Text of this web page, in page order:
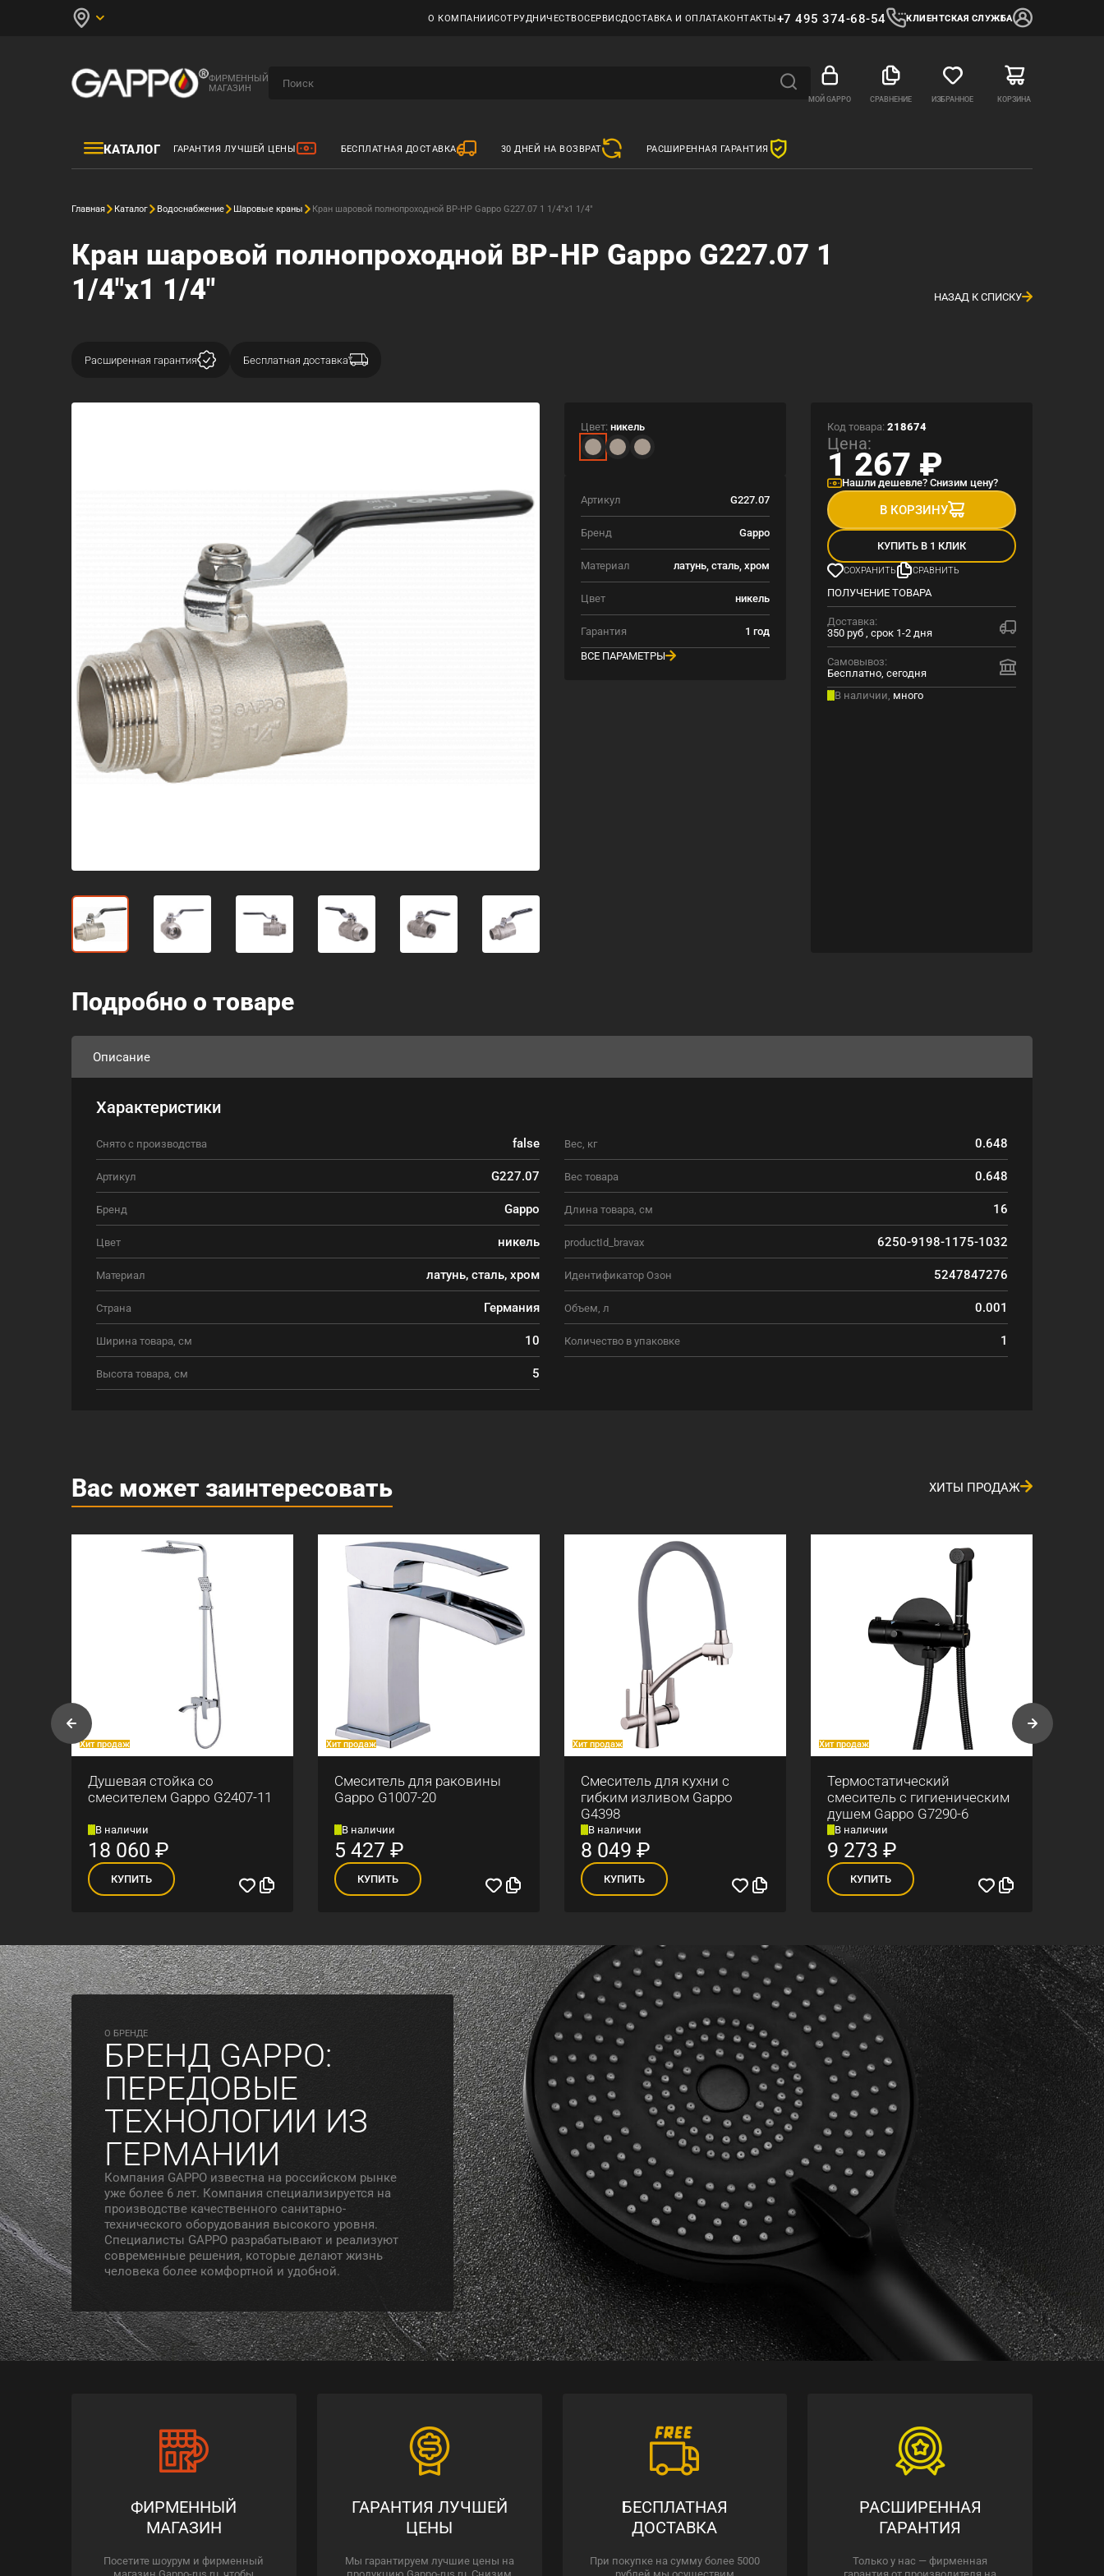
О КОМПАНИИСОТРУДНИЧЕСТВОСЕРВИСДОСТАВКА И ОПЛАТАКОНТАКТЫ+7 495 374-68-54 КЛИЕНТСКАЯ СЛУЖБА
ФИРМЕННЫЙ
МАГАЗИН
МОЙ GAPPO СРАВНЕНИЕ ИЗБРАННОЕ КОРЗИНА
КАТАЛОГ ГАРАНТИЯ ЛУЧШЕЙ ЦЕНЫ БЕСПЛАТНАЯ ДОСТАВКА 30 ДНЕЙ НА ВОЗВРАТ РАСШИРЕННАЯ ГАРАНТИЯ
Главная Каталог Водоснабжение Шаровые краны Кран шаровой полнопроходной ВР-НР Gappo G227.07 1 1/4"x1 1/4"
Кран шаровой полнопроходной ВР-НР Gappo G227.07 1
1/4"x1 1/4"
НАЗАД К СПИСКУ
Расширенная гарантия Бесплатная доставка
Цвет: никель
Артикул G227.07
Бренд Gappo
Материал латунь, сталь, хром
Цвет никель
Гарантия
1 год
ВСЕ ПАРАМЕТРЫ
Код товара: 218674
Цена:
1 267 ₽
Нашли дешевле? Снизим цену?
В КОРЗИНУ
КУПИТЬ В 1 КЛИК
СОХРАНИТЬ СРАВНИТЬ
ПОЛУЧЕНИЕ ТОВАРА
Доставка:
350 руб , срок 1-2 дня
Самовывоз:
Бесплатно, сегодня
В наличии, много
Подробно о товаре
Описание
Характеристики
Снято с производства false
Артикул G227.07
Бренд Gappo
Цвет никель
Материал латунь, сталь, хром
Страна Германия
Ширина товара, см 10
Высота товара, см 5
Вес, кг 0.648
Вес товара 0.648
Длина товара, см 16
productId_bravax 6250-9198-1175-1032
Идентификатор Озон 5247847276
Объем, л 0.001
Количество в упаковке 1
Вас может заинтересовать ХИТЫ ПРОДАЖ
Хит продаж
Душевая стойка со
смесителем Gappo G2407-11
В наличии
18 060 ₽
КУПИТЬ
Хит продаж
Смеситель для раковины
Gappo G1007-20
В наличии
5 427 ₽
КУПИТЬ
Хит продаж
Смеситель для кухни с
гибким изливом Gappo
G4398
В наличии
8 049 ₽
КУПИТЬ
Хит продаж
Термостатический
смеситель с гигиеническим
душем Gappo G7290-6
В наличии
9 273 ₽
КУПИТЬ
O БРЕНДЕ
БРЕНД GAPPO:
ПЕРЕДОВЫЕ
ТЕХНОЛОГИИ ИЗ
ГЕРМАНИИ
Компания GAPPO известна на российском рынке
уже более 6 лет. Компания специализируется на
производстве качественного санитарно-
технического оборудования высокого уровня.
Специалисты GAPPO разрабатывают и реализуют
современные решения, которые делают жизнь
человека более комфортной и удобной.
ФИРМЕННЫЙ
МАГАЗИН
Посетите шоурум и фирменный
ГАРАНТИЯ ЛУЧШЕЙ
ЦЕНЫ
Мы гарантируем лучшие цены на
БЕСПЛАТНАЯ
ДОСТАВКА
При покупке на сумму более 5000
РАСШИРЕННАЯ
ГАРАНТИЯ
Только у нас — фирменная